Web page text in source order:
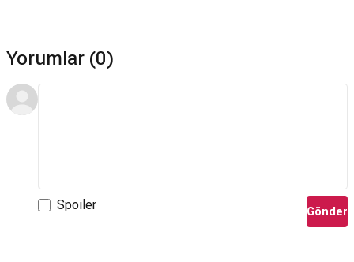
Yorumlar (0)
Spoiler Gönder